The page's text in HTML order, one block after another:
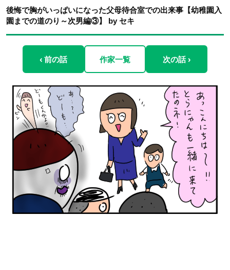
後悔で胸がいっぱいになった父母待合室での出来事【幼稚園入
園までの道のり～次男編③】 by セキ
‹ 前の話 作家一覧 次の話 ›